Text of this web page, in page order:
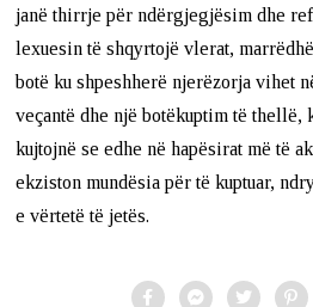
janë thirrje për ndërgjegjësim dhe
lexuesin të shqyrtojë vlerat,
botë ku shpeshherë njerëzorja vihet
veçantë dhe një botëkuptim të thellë,
kujtojnë se edhe në hapësirat më të
ekziston mundësia për të kuptuar,
e vërtetë të jetës.